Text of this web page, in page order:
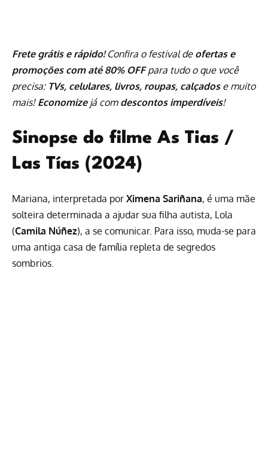
Frete grátis e rápido!Confira o festival de ofertas e
promoções com até 80% OFFpara tudo o que você
precisa: TVs, celulares, livros, roupas, calçadose muito
mais! Economizejá com descontos imperdíveis!
Sinopse do filme As Tias /
Las Tías (2024)
Mariana, interpretada por Ximena Sariñana, é uma mãe
solteira determinada a ajudar sua filha autista, Lola
(Camila Núñez), a se comunicar. Para isso, muda-se para
uma antiga casa de família repleta de segredos
sombrios.